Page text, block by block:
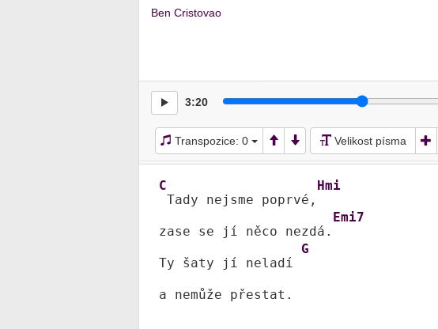
Ben Cristovao
3:20
Transpozice: 0 Velikost písma
C
Tady nejsme poprvé,
Hmi
zase se jí něco nezdá.
Emi7
Ty šaty jí neladí
G
a nemůže přestat.